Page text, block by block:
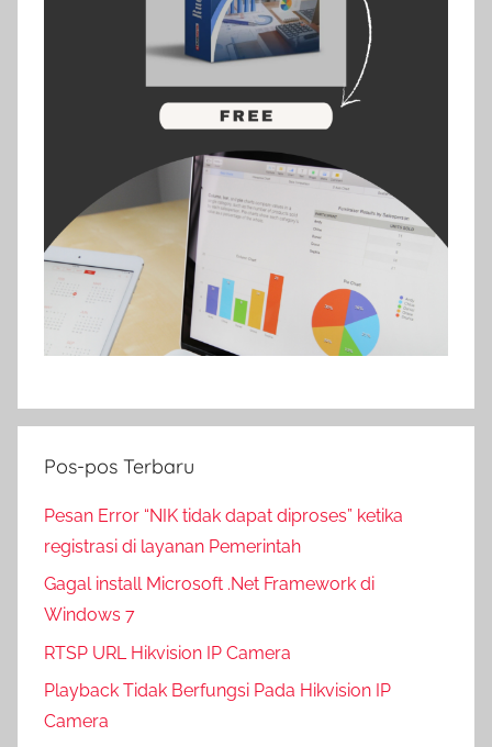
Pos-pos Terbaru
Pesan Error “NIK tidak dapat diproses” ketika
registrasi di layanan Pemerintah
Gagal install Microsoft .Net Framework di
Windows 7
RTSP URL Hikvision IP Camera
Playback Tidak Berfungsi Pada Hikvision IP
Camera